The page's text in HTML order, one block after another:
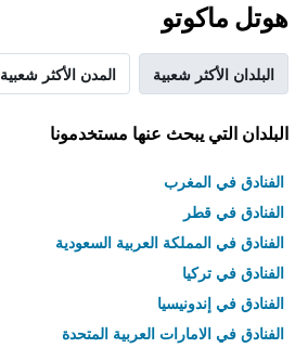
هوتل ماكوتو
البلدان الأكثر شعبية المدن الأكثر شعبية
البلدان التي يبحث عنها مستخدمونا
الفنادق في المغرب
الفنادق في قطر
الفنادق في المملكة العربية السعودية
الفنادق في تركيا
الفنادق في إندونيسيا
الفنادق في الامارات العربية المتحدة